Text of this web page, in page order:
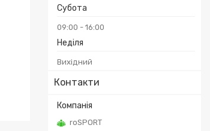
Субота
09:00 16:00
Неділя
Вихідний
Контакти
roSPORT